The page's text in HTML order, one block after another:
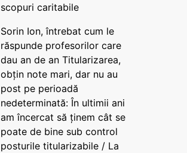
scopuri caritabile
Sorin Ion, întrebat cum le
răspunde profesorilor care
dau an de an Titularizarea,
obțin note mari, dar nu au
post pe perioadă
nedeterminată: În ultimii ani
am încercat să ținem cât se
poate de bine sub control
posturile titularizabile / La